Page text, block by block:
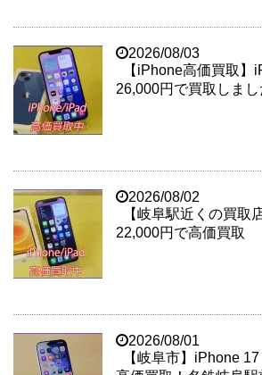
2026/08/03
【iPhone高価買取】
26,000円で買取しまし
2026/08/02
【岐阜駅近くの買取
22,000円で高価買取
2026/08/01
【岐阜市】iPhone